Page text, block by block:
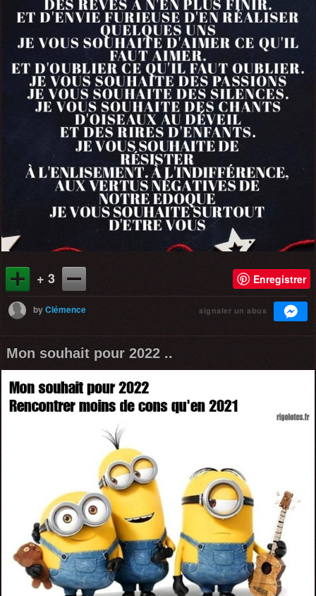
+ 3 Enregistrer
byClémence signaler un abus
Mon souhait pour 2022 ..